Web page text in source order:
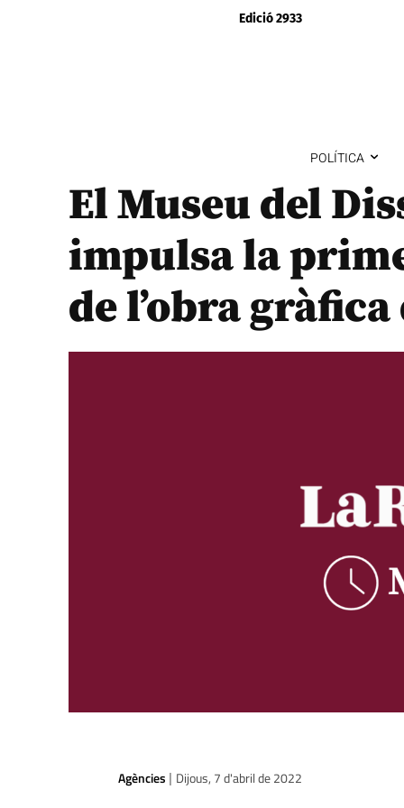
Edició 2933
POLÍTICA
El Museu del
impulsa la
de l’obra
Agències | Dijous, 7 d'abril de 2022